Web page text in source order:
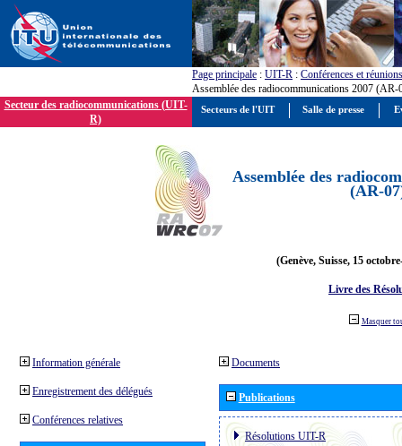
Page principale : UIT-R : Conférences et réunions
Assemblée des radiocommunications 2007 (AR-
Secteur des radiocommunications (UIT-
R)
Assemblée des
(AR-
(Genève, Suisse, 15
Livre des
Masquer
Information générale
Enregistrement des délégués
Conférences relatives
Documents
Publications
Résolutions UIT-R
Secteurs de l'UIT Salle de presse